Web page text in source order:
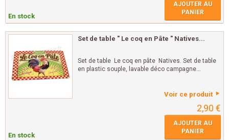
En stock
AJOUTER AU
PANIER
Set de table " Le coq en Pâte " Natives...
Set de table Le coq en pâte Natives. Set de table
en plastic souple, lavable déco campagne...
Voir ce produit
2,90 €
En stock
AJOUTER AU
PANIER